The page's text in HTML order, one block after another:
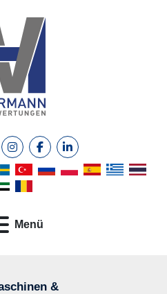
instagramfacebooklinkedin
Menü
&